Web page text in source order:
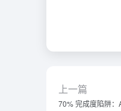
上一篇
70% 完成度陷阱